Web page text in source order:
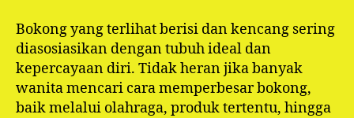
Bokong yang terlihat berisi dan kencang sering
diasosiasikan dengan tubuh ideal dan
kepercayaan diri. Tidak heran jika banyak
wanita mencari cara memperbesar bokong,
baik melalui olahraga, produk tertentu, hingga